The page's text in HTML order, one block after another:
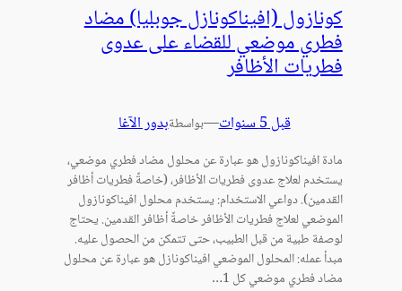
كونازول (افيناكونازل جوبليا) مضاد
فطري موضعي للقضاء على عدوى
فطريات الأظافر
قبل 5 سنوات —بواسطةبدور الآغا
مادة افيناكونازول هو عبارة عن محلول مضاد فطري موضعي،
يستخدم لعلاج عدوى فطريات الأظافر، (خاصةً فطريات أظافر
القدمين). دواعي الاستخدام: يستخدم محلول افيناكونازول
الموضعي لعلاج فطريات الأظافر خاصةً أظافر القدمين. يحتاج
لوصفة طبية من قبل الطبيب، حتى تتمكن من الحصول عليه.
مبدأ عمله: المحلول الموضعي افيناكونازل هو عبارة عن محلول
مضاد فطري موضعي كل 1…